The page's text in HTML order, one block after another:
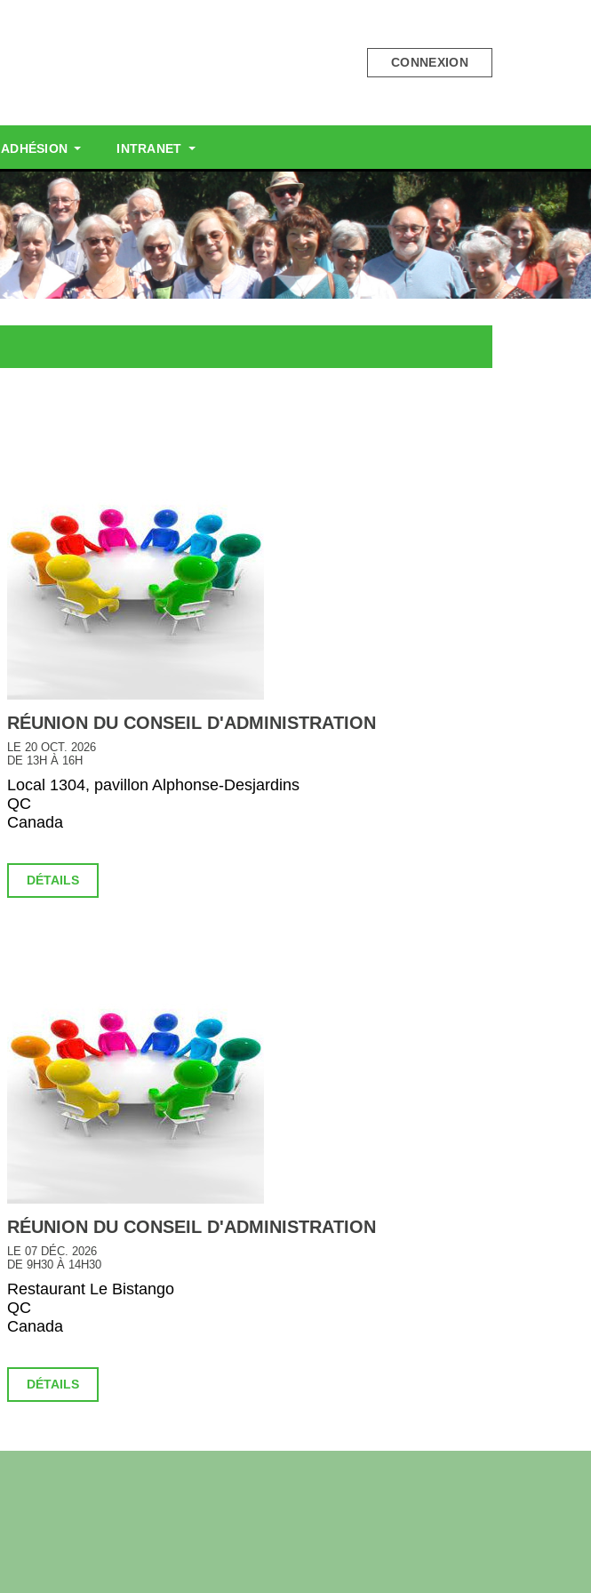
CONNEXION
ADHÉSION INTRANET
RÉUNION DU CONSEIL D'ADMINISTRATION
LE 20 OCT. 2026
DE 13H À 16H
Local 1304, pavillon Alphonse-Desjardins
QC
Canada
DÉTAILS
RÉUNION DU CONSEIL D'ADMINISTRATION
LE 07 DÉC. 2026
DE 9H30 À 14H30
Restaurant Le Bistango
QC
Canada
DÉTAILS